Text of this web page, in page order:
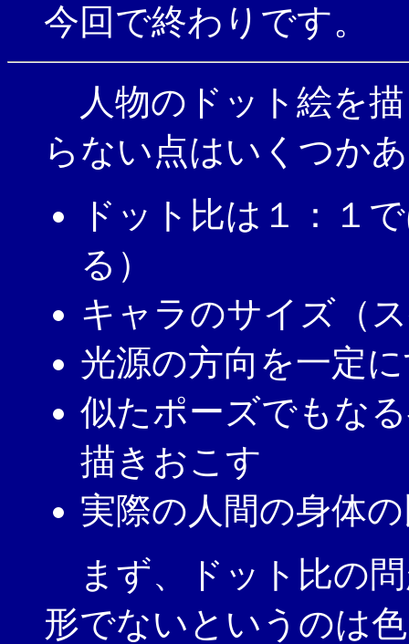
今回で終わりです。
人物のドット絵を
らない点はいくつか
ドット比は１：１
る）
キャラのサイズ（
光源の方向を一定
似たポーズでもな
描きおこす
実際の人間の身体
まず、ドット比の
形でないというのは